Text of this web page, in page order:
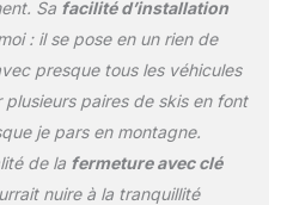
Sa facilité d’installation
: il se pose en un rien de
presque tous les véhicules
paires de skis en font
je pars en montagne.
de la fermeture avec clé
nuire à la tranquillité